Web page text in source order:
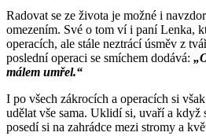
Radovat se ze života je možné i
omezením. Své o tom ví i paní Lenka,
operacích, ale stále neztrácí úsměv z
poslední operaci se smíchem dodává:
málem umřel.“
I po všech zákrocích a operacích si
udělat vše sama. Uklidí si, uvaří a když
posedí si na zahrádce mezi stromy a